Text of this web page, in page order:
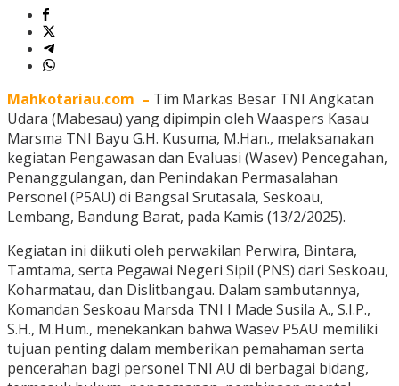
Mahkotariau.com – Tim Markas Besar TNI Angkatan
Udara (Mabesau) yang dipimpin oleh Waaspers Kasau
Marsma TNI Bayu G.H. Kusuma, M.Han., melaksanakan
kegiatan Pengawasan dan Evaluasi (Wasev) Pencegahan,
Penanggulangan, dan Penindakan Permasalahan
Personel (P5AU) di Bangsal Srutasala, Seskoau,
Lembang, Bandung Barat, pada Kamis (13/2/2025).
Kegiatan ini diikuti oleh perwakilan Perwira, Bintara,
Tamtama, serta Pegawai Negeri Sipil (PNS) dari Seskoau,
Koharmatau, dan Dislitbangau. Dalam sambutannya,
Komandan Seskoau Marsda TNI I Made Susila A., S.I.P.,
S.H., M.Hum., menekankan bahwa Wasev P5AU memiliki
tujuan penting dalam memberikan pemahaman serta
pencerahan bagi personel TNI AU di berbagai bidang,